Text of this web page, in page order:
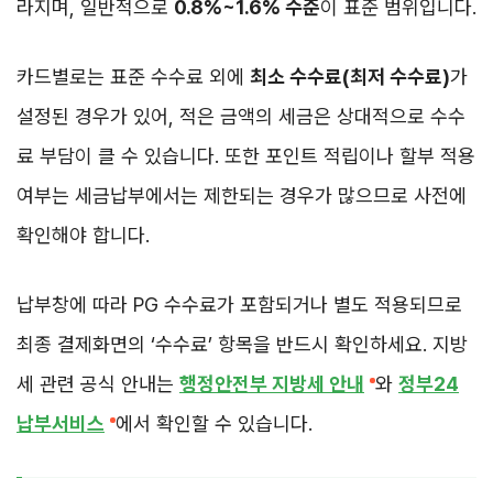
라지며, 일반적으로 0.8%~1.6% 수준이 표준 범위입니다.
카드별로는 표준 수수료 외에 최소 수수료(최저 수수료)가
설정된 경우가 있어, 적은 금액의 세금은 상대적으로 수수
료 부담이 클 수 있습니다. 또한 포인트 적립이나 할부 적용
여부는 세금납부에서는 제한되는 경우가 많으므로 사전에
확인해야 합니다.
납부창에 따라 PG 수수료가 포함되거나 별도 적용되므로
최종 결제화면의 ‘수수료’ 항목을 반드시 확인하세요. 지방
세 관련 공식 안내는 행정안전부 지방세 안내 와 정부24
납부서비스 에서 확인할 수 있습니다.